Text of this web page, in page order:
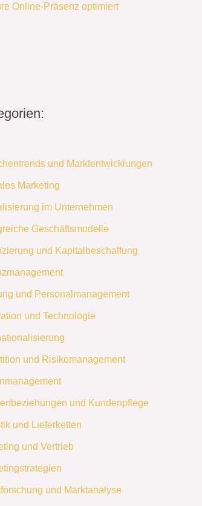
Online-Präsenz optimiert
und Marktentwicklungen
Marketing
im Unternehmen
Geschäftsmodelle
und Kapitalbeschaffung
und Personalmanagement
und Technologie
und Risikomanagement
und Kundenpflege
und Lieferketten
und Vertrieb
und Marktanalyse